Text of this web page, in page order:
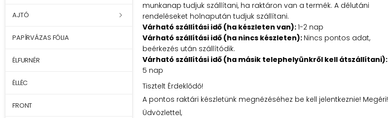
AJTÓ
PAPÍRVÁZAS FÓLIA
ÉLFURNÉR
ÉLLÉC
FRONT
munkanap tudjuk szállítani, ha raktáron van a termék. A délutáni
rendeléseket holnapután tudjuk szállítani.
Várható szállítási idő (ha készleten van):1-2 nap
Várható szállítási idő (ha nincs készleten): Nincs pontos adat,
beérkezés után szállítódik.
Várható szállítási idő (ha másik telephelyünkről kell átszállítani):
5 nap
Tisztelt Érdeklődő!
A pontos raktári készletünk megnézéséhez be kell jelentkeznie! Megéri!
Üdvözlettel,